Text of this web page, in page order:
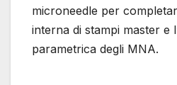
microneedle per
interna di stampi master e
parametrica degli MNA.